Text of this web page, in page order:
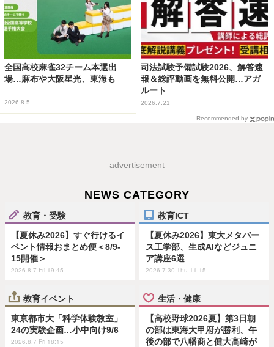
全国高校麻雀32チーム本選出
場…麻布や大阪星光、東海も
2026.8.5
司法試験予備試験2026、解答速
報＆総評動画を無料公開…アガ
ルート
2026.7.21
Recommended by
advertisement
NEWS CATEGORY
教育・受験
【夏休み2026】すぐ行けるイ
ベント情報おまとめ便＜8/9-
15開催＞
2026.8.7 Fri 19:45
教育ICT
【夏休み2026】東大メタバー
ス工学部、生成AIなどジュニ
ア講座6選
2026.7.30 Thu 11:15
教育イベント
東京都市大「科学体験教室」
24の実験企画…小中向け9/6
2026.8.7 Fri 18:15
生活・健康
【高校野球2026夏】第3日朝
の部は東海大甲府が勝利、午
後の部で八幡商と健大高崎が